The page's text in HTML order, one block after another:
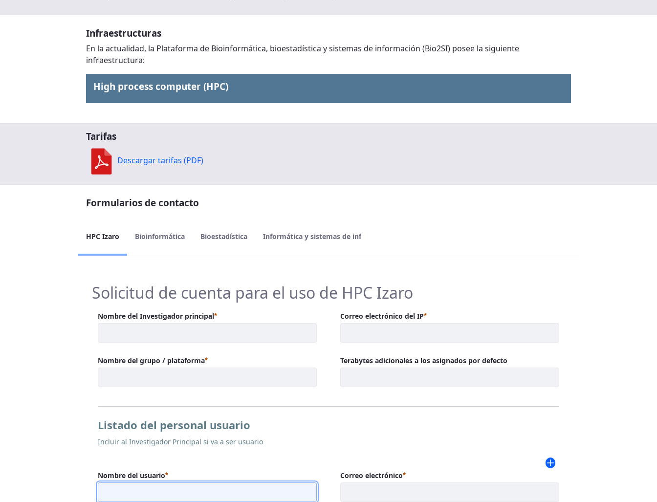
Infraestructuras
En la actualidad, la Plataforma de Bioinformática, bioestadística y sistemas de información (Bio2SI) posee la siguiente
infraestructura:
High process computer (HPC)
Tarifas
Descargar tarifas (PDF)
Formularios de contacto
HPC Izaro Bioinformática Bioestadística Informática y sistemas de información
Solicitud de cuenta para el uso de HPC Izaro
Nombre del Investigador principal Requerido Correo electrónico del IP Requerido
Nombre del grupo / plataforma Requerido Terabytes adicionales a los asignados por defecto
Listado del personal usuario
Incluir al Investigador Principal si va a ser usuario
Nombre del usuario Requerido Correo electrónico Requerido